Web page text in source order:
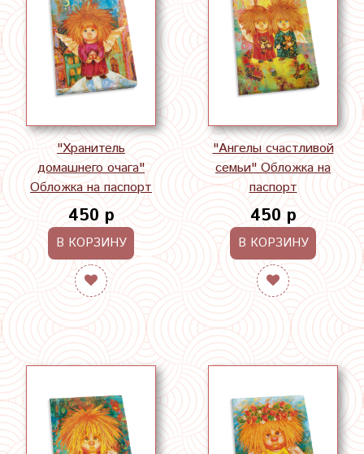
"Хранитель
домашнего очага"
Обложка на паспорт
450 р
В КОРЗИНУ
"Ангелы счастливой
семьи" Обложка на
паспорт
450 р
В КОРЗИНУ